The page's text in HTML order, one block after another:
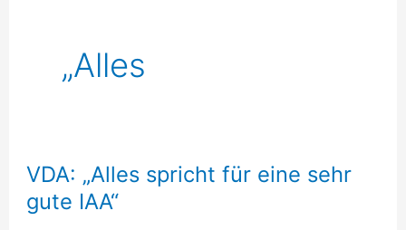
„alles
VDA: „Alles spricht für eine sehr
gute IAA“